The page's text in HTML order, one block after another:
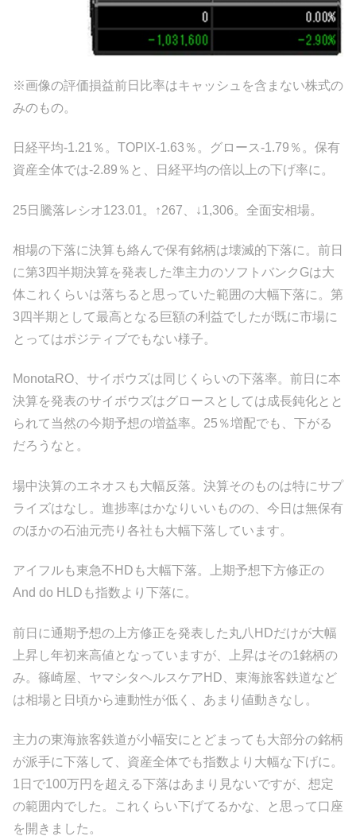
※画像の評価損益前日比率はキャッシュを含まない株式の
みのもの。
日経平均-1.21％。TOPIX-1.63％。グロース-1.79％。保有
資産全体では-2.89％と、日経平均の倍以上の下げ率に。
25日騰落レシオ123.01。↑267、↓1,306。全面安相場。
相場の下落に決算も絡んで保有銘柄は壊滅的下落に。前日
に第3四半期決算を発表した準主力のソフトバンクGは大
体これくらいは落ちると思っていた範囲の大幅下落に。第
3四半期として最高となる巨額の利益でしたが既に市場に
とってはポジティブでもない様子。
MonotaRO、サイボウズは同じくらいの下落率。前日に本
決算を発表のサイボウズはグロースとしては成長鈍化とと
られて当然の今期予想の増益率。25％増配でも、下がる
だろうなと。
場中決算のエネオスも大幅反落。決算そのものは特にサプ
ライズはなし。進捗率はかなりいいものの、今日は無保有
のほかの石油元売り各社も大幅下落しています。
アイフルも東急不HDも大幅下落。上期予想下方修正の
And do HLDも指数より下落に。
前日に通期予想の上方修正を発表した丸八HDだけが大幅
上昇し年初来高値となっていますが、上昇はその1銘柄の
み。篠崎屋、ヤマシタヘルスケアHD、東海旅客鉄道など
は相場と日頃から連動性が低く、あまり値動きなし。
主力の東海旅客鉄道が小幅安にとどまっても大部分の銘柄
が派手に下落して、資産全体でも指数より大幅な下げに。
1日で100万円を超える下落はあまり見ないですが、想定
の範囲内でした。これくらい下げてるかな、と思って口座
を開きました。